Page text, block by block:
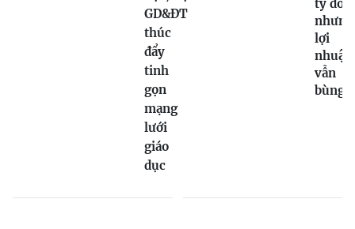
GD&ĐT
thúc
đẩy
tinh
gọn
mạng
lưới
giáo
dục
tỷ
nhưng
lợi
nhuận
vẫn
bùng